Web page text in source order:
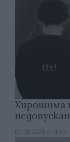
Хирошима
07.08.2026 / 14:00